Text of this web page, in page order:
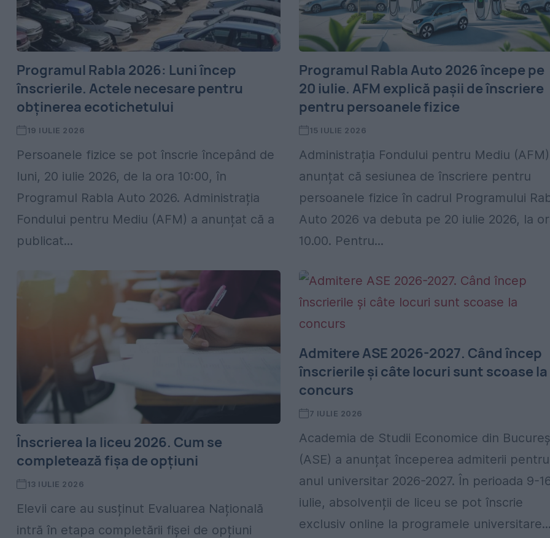
Programul Rabla 2026: Luni încep
înscrierile. Actele necesare pentru
obținerea ecotichetului
19 IULIE 2026
Persoanele fizice se pot înscrie începând de
luni, 20 iulie 2026, de la ora 10:00, în
Programul Rabla Auto 2026. Administrația
Fondului pentru Mediu (AFM) a anunțat că a
publicat...
Programul Rabla Auto 2026 începe pe
20 iulie. AFM explică pașii de înscriere
pentru persoanele fizice
15 IULIE 2026
Administrația Fondului pentru Mediu
anunțat că sesiunea de înscriere pentru
persoanele fizice în cadrul Programului
Auto 2026 va debuta pe 20 iulie 2026, la
10.00. Pentru...
Înscrierea la liceu 2026. Cum se
completează fișa de opțiuni
13 IULIE 2026
Elevii care au susținut Evaluarea Națională
intră în etapa completării fișei de opțiuni
Admitere ASE 2026-2027. Când încep
înscrierile și câte locuri sunt scoase la
concurs
7 IULIE 2026
Academia de Studii Economice din
(ASE) a anunțat începerea admiterii pentru
anul universitar 2026-2027. În perioada 9-
iulie, absolvenții de liceu se pot înscrie
exclusiv online la programele universitare...